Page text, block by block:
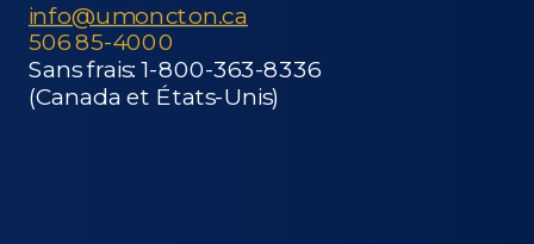
i​nfo@umoncton.ca
506 85-4000
Sans frais: 1-800-363-8336
(Canada et États-Unis)